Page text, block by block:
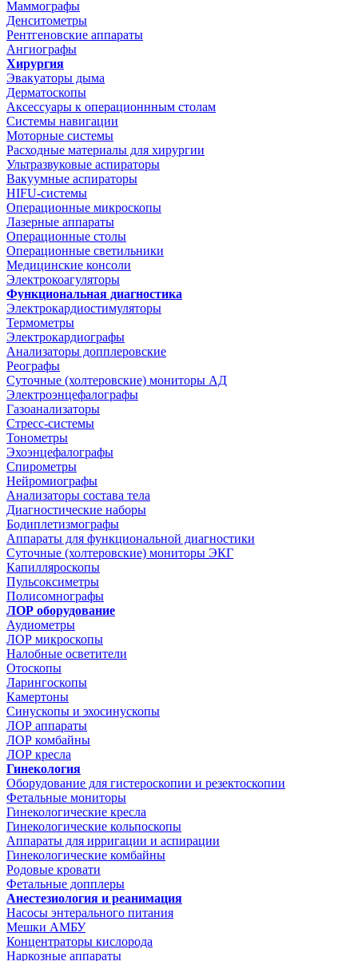
Маммографы
Денситометры
Рентгеновские аппараты
Ангиографы
Хирургия
Эвакуаторы дыма
Дерматоскопы
Аксессуары к операционнным столам
Системы навигации
Моторные системы
Расходные материалы для хирургии
Ультразвуковые аспираторы
Вакуумные аспираторы
HIFU-системы
Операционные микроскопы
Лазерные аппараты
Операционные столы
Операционные светильники
Медицинские консоли
Электрокоагуляторы
Функциональная диагностика
Электрокардиостимуляторы
Термометры
Электрокардиографы
Анализаторы допплеровские
Реографы
Суточные (холтеровские) мониторы АД
Электроэнцефалографы
Газоанализаторы
Стресс-системы
Тонометры
Эхоэнцефалографы
Спирометры
Нейромиографы
Анализаторы состава тела
Диагностические наборы
Бодиплетизмографы
Аппараты для функциональной диагностики
Суточные (холтеровские) мониторы ЭКГ
Капилляроскопы
Пульсоксиметры
Полисомнографы
ЛОР оборудование
Аудиометры
ЛОР микроскопы
Налобные осветители
Отоскопы
Ларингоскопы
Камертоны
Синускопы и эхосинускопы
ЛОР аппараты
ЛОР комбайны
ЛОР кресла
Гинекология
Оборудование для гистероскопии и резектоскопии
Фетальные мониторы
Гинекологические кресла
Гинекологические кольпоскопы
Аппараты для ирригации и аспирации
Гинекологические комбайны
Родовые кровати
Фетальные допплеры
Анестезиология и реанимация
Насосы энтерального питания
Мешки АМБУ
Концентраторы кислорода
Наркозные аппараты